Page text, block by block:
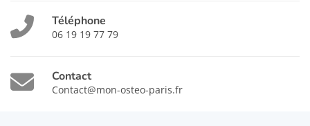
Téléphone
06 19 19 77 79
Contact
Contact@mon-osteo-paris.fr